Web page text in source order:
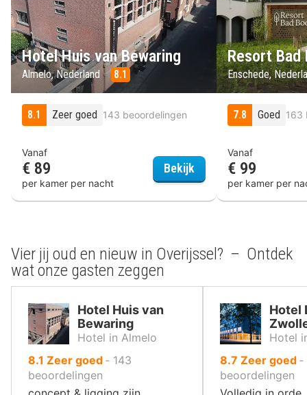
Hotel Huis van Bewaring
Almelo, Nederland 8.1
8.1 Zeer goed 143 beoordelingen
Vanaf
€ 89
per kamer per nacht
Bekijk Hotel Huis van
Resort Bad
Enschede,
7.8 Goed 163
Vanaf
€ 99
per kamer per
Vier jij oud en nieuw in Overijssel? – Ontdek
wat onze gasten zeggen
Hotel Huis van
Bewaring
Hotel in Almelo
8.1 uit
10
,
Zeer goed ‐ 143
beoordelingen
Hotel
Hotel
8.7 uit
10
,
Zeer goed ‐
beoordelingen